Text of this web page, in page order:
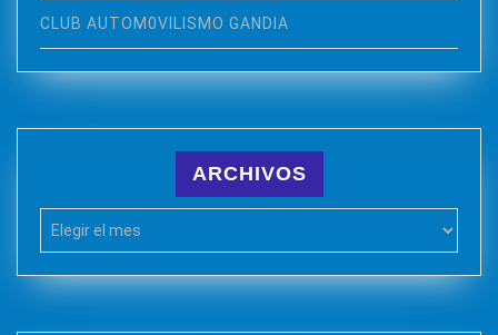
CLUB AUTOM0VILISMO GANDIA
ARCHIVOS